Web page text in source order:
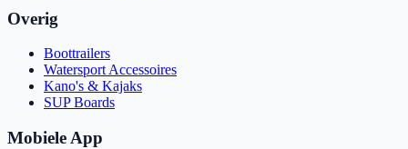
Overig
Boottrailers
Watersport Accessoires
Kano's & Kajaks
SUP Boards
Mobiele App